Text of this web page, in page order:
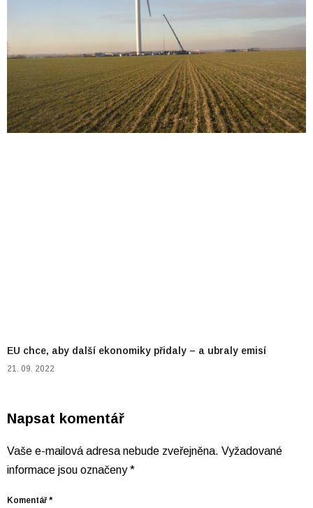
EU chce, aby další ekonomiky přidaly – a ubraly emisí
21. 09. 2022
Napsat komentář
Vaše e-mailová adresa nebude zveřejněna. Vyžadované
informace jsou označeny*
Komentář*